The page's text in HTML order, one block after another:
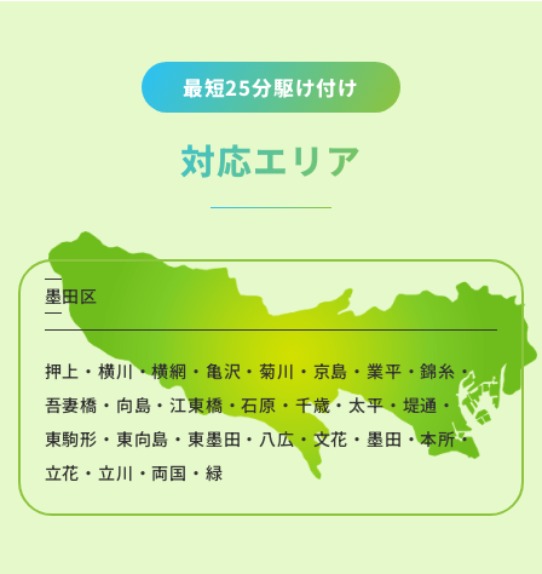
最短25分駆け付け
対応エリア
墨田区
押上・横川・横網・亀沢・菊川・京島・業平・錦糸・
吾妻橋・向島・江東橋・石原・千歳・太平・堤通・
東駒形・東向島・東墨田・八広・文花・墨田・本所・
立花・立川・両国・緑